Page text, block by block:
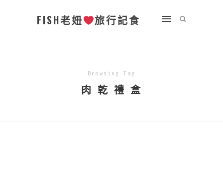
FISH老妞 旅行記食
Browsing Tag
肉 乾 禮 盒